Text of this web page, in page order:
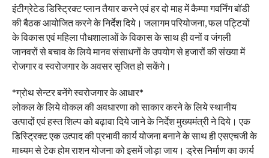
इंटीग्रेटेड डिस्ट्रिक्ट प्लान तैयार करने एवं हर दो माह में कैम्पा गवर्निंग बॉडी
की बैठक आयोजित करने के निर्देश दिये। जलागम परियोजना, फल पट्टियों
के विकास एवं महिला पौधशालाओं के विकास के साथ ही वनों व जंगली
जानवरों से बचाव के लिये मानव संसाधनों के उपयोग से हजारों की संख्या में
रोजगार व स्वरोजगार के अवसर सृजित हो सकेंगे।
*ग्रोथ सेन्टर बनेंगे स्वरोजगार के आधार*
लोकल के लिये वोकल की अवधारणा को साकार करने के लिये स्थानीय
उत्पादों एवं हस्त शिल्प को बढ़ावा दिये जाने के निर्देश मुख्यमंत्री ने दिये। एक
डिस्ट्रिक्ट एक उत्पाद की प्रभावी कार्य योजना बनाने के साथ ही एसएचजी के
माध्यम से टेक होम राशन योजना को इसमें जोड़ा जाय। ड्रेस निर्माण का कार्य